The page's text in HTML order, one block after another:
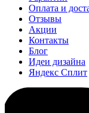
Оплата и
Отзывы
Акции
Контакты
Блог
Идеи дизайна
Яндекс Сплит